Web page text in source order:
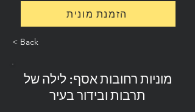
הזמנת מונית
< Back
מוניות רחובות אסף: לילה של
תרבות ובידור בעיר